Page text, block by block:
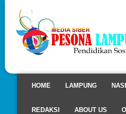
HOME LAMPUNG
REDAKSI ABOUT US